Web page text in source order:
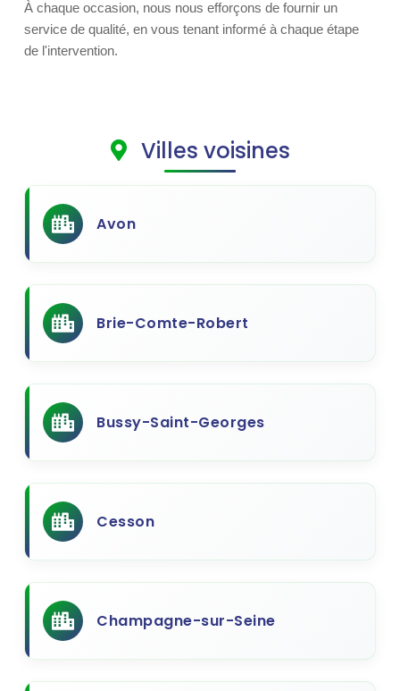
À chaque occasion, nous nous efforçons de fournir un
service de qualité, en vous tenant informé à chaque étape
de l'intervention.
Villes voisines
Avon
Brie-Comte-Robert
Bussy-Saint-Georges
Cesson
Champagne-sur-Seine